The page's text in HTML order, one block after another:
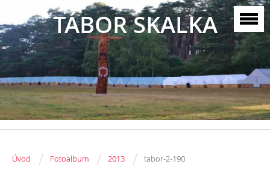
TÁBOR SKALKA
Úvod / Fotoalbum / 2013 / tabor-2-190